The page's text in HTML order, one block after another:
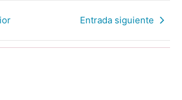
Entrada siguiente